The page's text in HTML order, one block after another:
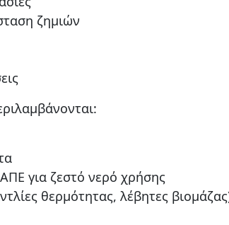
ζημιών
για ζεστό νερό χρήσης
θερμότητας, λέβητες